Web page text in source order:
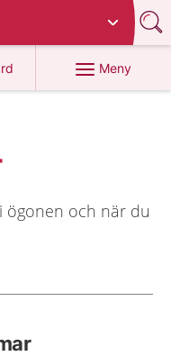
Meny
ögonen och när du